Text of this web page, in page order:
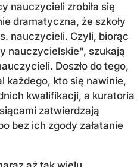
nauczycieli zrobiła się
dramatyczna, że szkoły
nauczycieli. Czyli, biorąc
nauczycielskie", szukają
Doszło do tego,
każdego, kto się nawinie,
kwalifikacji, a kuratoria
zatwierdzają
bez ich zgody załatanie